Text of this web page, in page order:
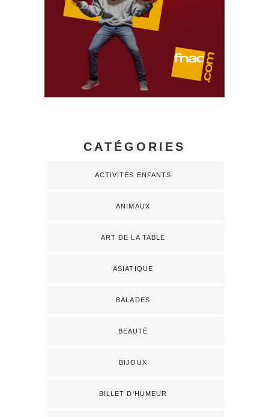
CATÉGORIES
ACTIVITÉS ENFANTS
ANIMAUX
ART DE LA TABLE
ASIATIQUE
BALADES
BEAUTÉ
BIJOUX
BILLET D'HUMEUR